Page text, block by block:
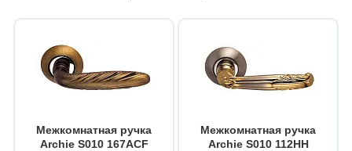
Межкомнатная ручка
Archie S010 167ACF
Межкомнатная ручка
Archie S010 112HH